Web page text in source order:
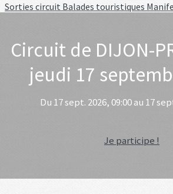
Sorties circuit Balades touristiques
Circuit de DIJON-
jeudi 17
Du 17 sept. 2026, 09:00 au 17
Je participe !